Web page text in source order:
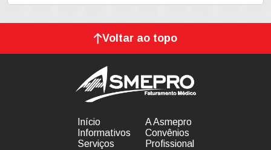
Voltar ao topo
Início
Informativos
Serviços
A Asmepro
Convênios
Profissional